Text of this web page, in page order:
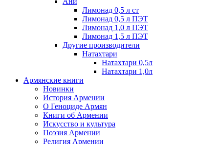
Лимонад 0,5 л ст
Лимонад 0,5 л ПЭТ
Лимонад 1,0 л ПЭТ
Лимонад 1,5 л ПЭТ
Другие производители
Натахтари
Натахтари 0,5л
Натахтари 1,0л
Армянские книги
Новинки
История Армении
О Геноциде Армян
Книги об Армении
Иcкусство и культура
Поэзия Армении
Религия Армении